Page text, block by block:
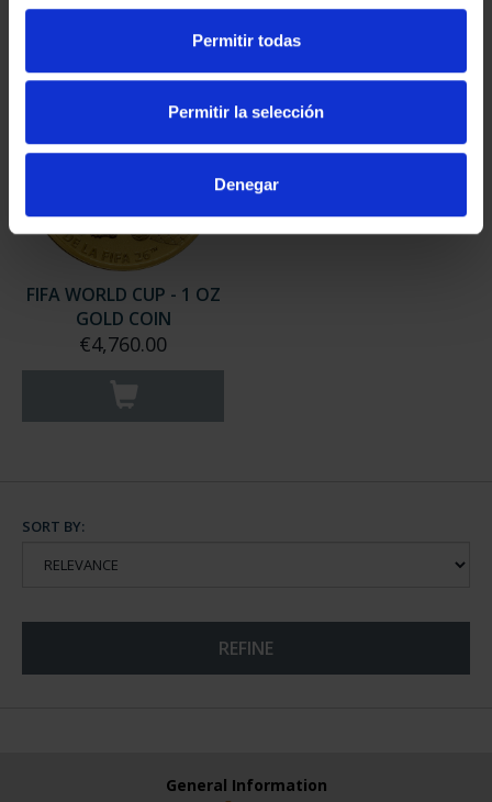
Permitir todas
Permitir la selección
Denegar
FIFA WORLD CUP - 1 OZ
GOLD COIN
€4,760.00
SORT BY:
REFINE
General Information